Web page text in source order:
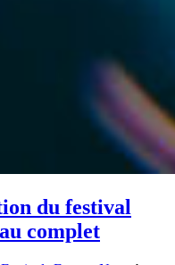
du festival
complet